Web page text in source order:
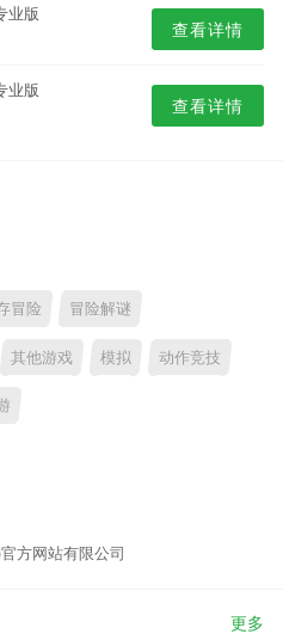
业版
查看详情
业版
查看详情
冒险 冒险解谜
其他游戏 模拟 动作竞技
方网站有限公司
更多